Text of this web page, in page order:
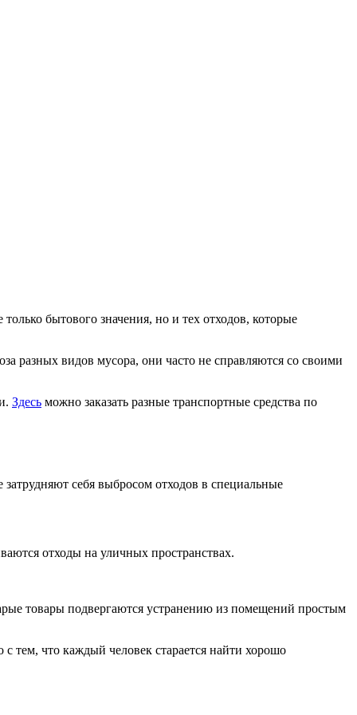
бытового значения, но и тех отходов, которые
разных видов мусора, они часто не справляются со своими
Здесь можно заказать разные транспортные средства по
затрудняют себя выбросом отходов в специальные
отходы на уличных пространствах.
товары подвергаются устранению из помещений простым
тем, что каждый человек старается найти хорошо